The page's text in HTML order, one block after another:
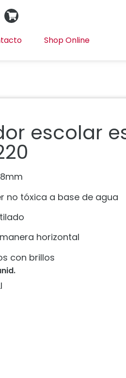
Shop Online
escolar
no tóxica a base de agua
horizontal
con brillos